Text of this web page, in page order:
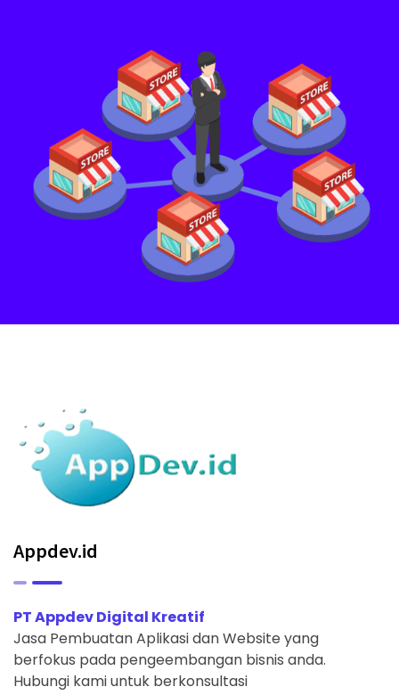
Appdev.id
PT Appdev Digital Kreatif
Jasa Pembuatan Aplikasi dan Website yang
berfokus pada pengeembangan bisnis anda.
Hubungi kami untuk berkonsultasi